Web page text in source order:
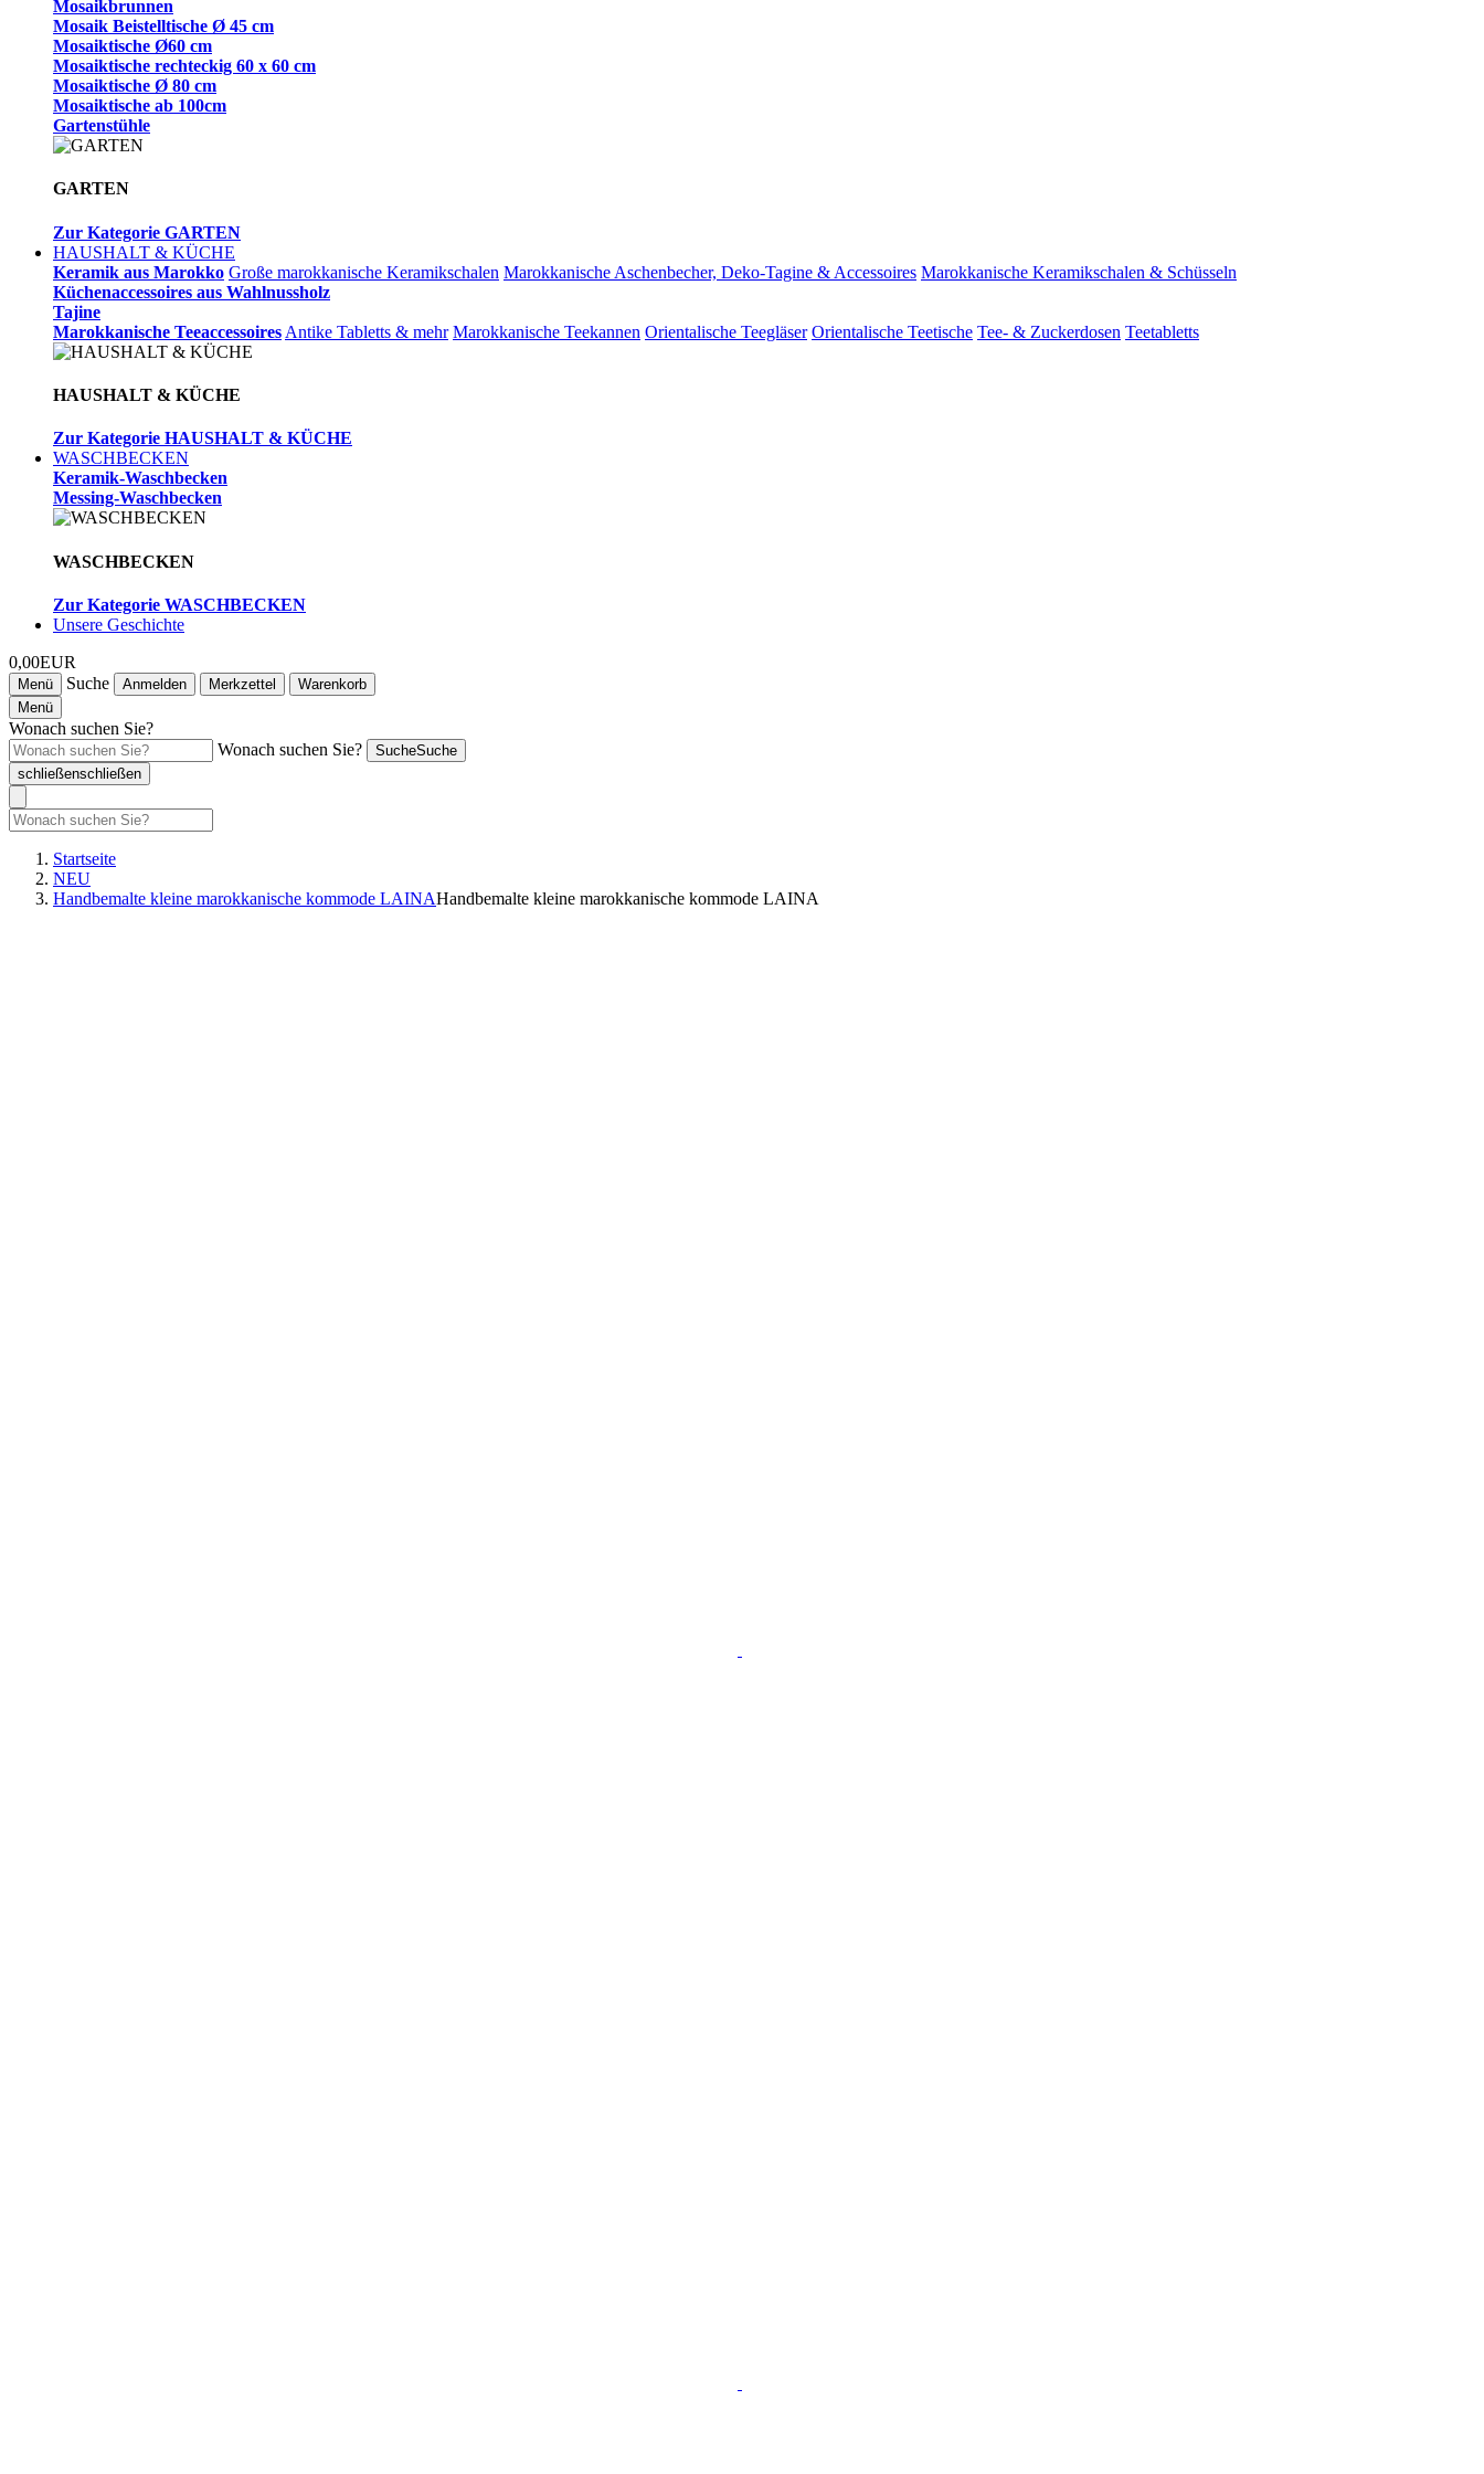
Mosaikbrunnen
Mosaik Beistelltische Ø 45 cm
Mosaiktische Ø60 cm
Mosaiktische rechteckig 60 x 60 cm
Mosaiktische Ø 80 cm
Mosaiktische ab 100cm
Gartenstühle
GARTEN
Zur Kategorie GARTEN
HAUSHALT & KÜCHE
Keramik aus Marokko Große marokkanische Keramikschalen Marokkanische Aschenbecher, Deko-Tagine & Accessoires Marokkanische Keramikschalen & Schüsseln
Küchenaccessoires aus Wahlnussholz
Tajine
Marokkanische Teeaccessoires Antike Tabletts & mehr Marokkanische Teekannen Orientalische Teegläser Orientalische Teetische Tee- & Zuckerdosen Teetabletts
HAUSHALT & KÜCHE
Zur Kategorie HAUSHALT & KÜCHE
WASCHBECKEN
Keramik-Waschbecken
Messing-Waschbecken
WASCHBECKEN
Zur Kategorie WASCHBECKEN
Unsere Geschichte
0,00EUR
Menü Suche Anmelden Merkzettel
Warenkorb
Menü
Wonach suchen Sie?
Wonach suchen Sie?
SucheSuche
schließenschließen
Startseite
NEU
Handbemalte kleine marokkanische kommode LAINAHandbemalte kleine marokkanische kommode LAINA